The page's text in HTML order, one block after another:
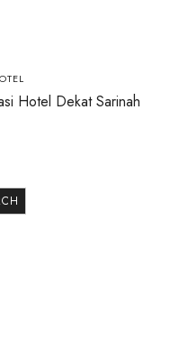
Hotel Dekat Sarinah